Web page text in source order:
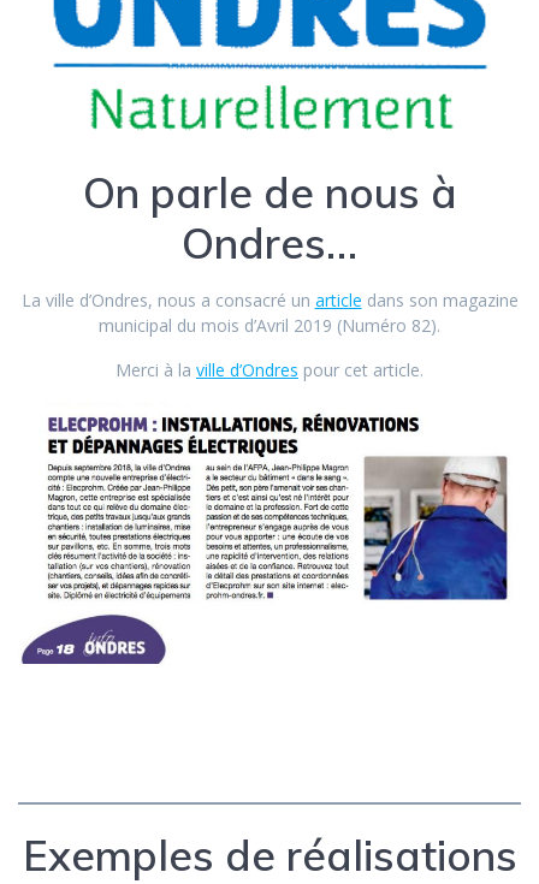
On parle de nous à
Ondres…
La ville d’Ondres, nous a consacré un article dans son magazine
municipal du mois d’Avril 2019 (Numéro 82).
Merci à la ville d’Ondres pour cet article.
Exemples de réalisations